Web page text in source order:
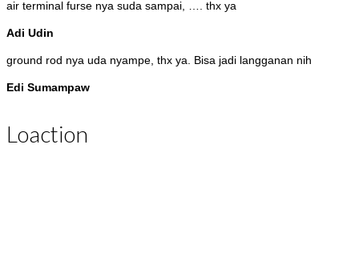
air terminal furse nya suda sampai, …. thx ya
Adi Udin
ground rod nya uda nyampe, thx ya. Bisa jadi langganan nih
Edi Sumampaw
Loaction